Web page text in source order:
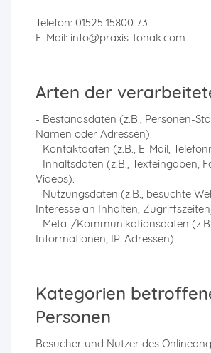
Telefon: 01525 15800 73
E-Mail: info@praxis-tonak.com
Arten der
- Bestandsdaten (z.B., Personen-
Namen oder Adressen).
- Kontaktdaten (z.B., E-Mail,
- Inhaltsdaten (z.B., Texteingaben,
Videos).
- Nutzungsdaten (z.B., besuchte
Interesse an Inhalten,
- Meta-/Kommunikationsdaten
Informationen, IP-Adressen).
Kategorien
Personen
Besucher und Nutzer des